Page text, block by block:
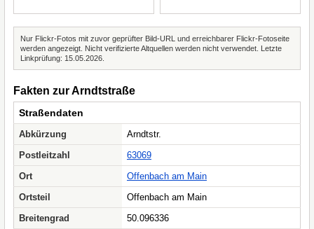
Nur Flickr-Fotos mit zuvor geprüfter Bild-URL und erreichbarer Flickr-Fotoseite
werden angezeigt. Nicht verifizierte Altquellen werden nicht verwendet. Letzte
Linkprüfung: 15.05.2026.
Fakten zur Arndtstraße
Straßendaten
Abkürzung
Arndtstr.
Postleitzahl
63069
Ort
Offenbach am Main
Ortsteil
Offenbach am Main
Breitengrad
50.096336